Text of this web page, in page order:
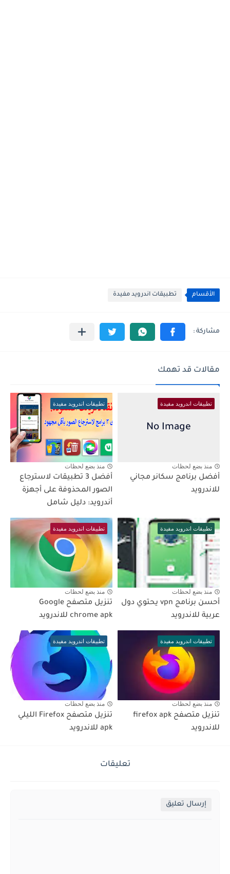
الأقسام تطبيقات اندرويد مفيدة
مقالات قد تهمك
تطبيقات اندرويد مفيدة
منذ بضع لحظات
أفضل برنامج سكانر مجاني
للاندرويد
تطبيقات اندرويد مفيدة
منذ بضع لحظات
أفضل 3 تطبيقات لاسترجاع
الصور المحذوفة على أجهزة
أندرويد: دليل شامل
تطبيقات اندرويد مفيدة
منذ بضع لحظات
أحسن برنامج vpn يحتوي دول
عربية للاندرويد
تطبيقات اندرويد مفيدة
منذ بضع لحظات
تنزيل متصفح Google
chrome apk للاندرويد
تطبيقات اندرويد مفيدة
منذ بضع لحظات
تنزيل متصفح firefox apk
للاندرويد
تطبيقات اندرويد مفيدة
منذ بضع لحظات
تنزيل متصفح Firefox الليلي
apk للاندرويد
تعليقات
إرسال تعليق